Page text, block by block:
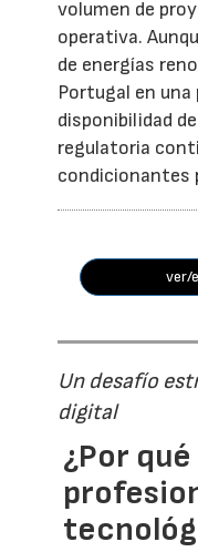
volumen de
operativa.
de energías
Portugal en
disponibilidad
regulatoria
condicionantes
ver/
Un desafío
digital
¿Por